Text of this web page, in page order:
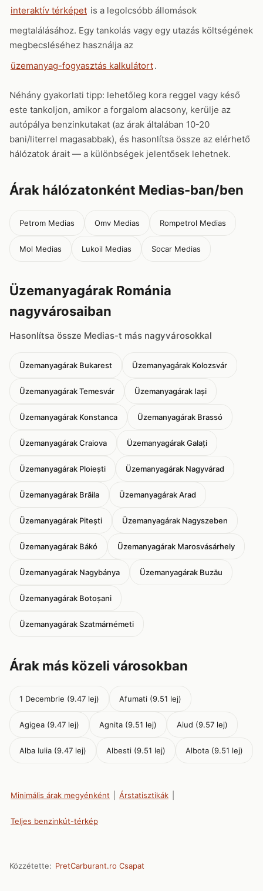
interaktív térképet is a legolcsóbb állomások
megtalálásához. Egy tankolás vagy egy utazás költségének
megbecsléséhez használja az
üzemanyag-fogyasztás kalkulátort.
Néhány gyakorlati tipp: lehetőleg kora reggel vagy késő
este tankoljon, amikor a forgalom alacsony, kerülje az
autópálya benzinkutakat (az árak általában 10-20
bani/literrel magasabbak), és hasonlítsa össze az elérhető
hálózatok árait — a különbségek jelentősek lehetnek.
Árak hálózatonként Medias-ban/ben
Petrom Medias Omv Medias Rompetrol Medias
Mol Medias Lukoil Medias Socar Medias
Üzemanyagárak Románia
nagyvárosaiban
Hasonlítsa össze Medias-t más nagyvárosokkal
Üzemanyagárak Bukarest Üzemanyagárak Kolozsvár
Üzemanyagárak Temesvár Üzemanyagárak Iași
Üzemanyagárak Konstanca Üzemanyagárak Brassó
Üzemanyagárak Craiova Üzemanyagárak Galați
Üzemanyagárak Ploiești Üzemanyagárak Nagyvárad
Üzemanyagárak Brăila Üzemanyagárak Arad
Üzemanyagárak Pitești Üzemanyagárak Nagyszeben
Üzemanyagárak Bákó Üzemanyagárak Marosvásárhely
Üzemanyagárak Nagybánya Üzemanyagárak Buzău
Üzemanyagárak Botoșani
Üzemanyagárak Szatmárnémeti
Árak más közeli városokban
1 Decembrie (9.47 lej) Afumati (9.51 lej)
Agigea (9.47 lej) Agnita (9.51 lej) Aiud (9.57 lej)
Alba Iulia (9.47 lej) Albesti (9.51 lej) Albota (9.51 lej)
Minimális árak megyénként Árstatisztikák
Teljes benzinkút-térkép
Közzétette: PretCarburant.ro Csapat